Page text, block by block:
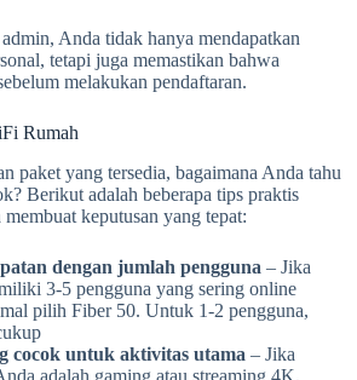
Anda tidak hanya mendapatkan
tetapi juga memastikan bahwa
melakukan pendaftaran.
Rumah
paket yang tersedia, bagaimana Anda tahu
Berikut adalah beberapa tips praktis
keputusan yang tepat:
dengan jumlah pengguna – Jika
3-5 pengguna yang sering online
pilih Fiber 50. Untuk 1-2 pengguna,
cocok untuk aktivitas utama – Jika